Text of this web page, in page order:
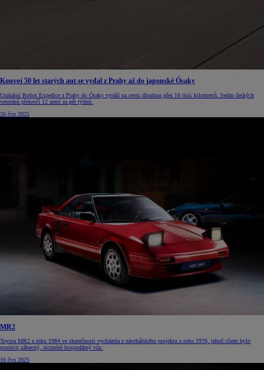
Konvoj 50 let starých aut se vydal z Prahy až do japonské Ósaky
Unikátní Robot Expedice z Prahy do Ósaky vyráží na cestu dlouhou přes 16 tisíc kilometrů. Sedm českých
veteránů překročí 12 zemí za pět týdnů.
26 čvn 2025
MR2
Toyota MR2 z roku 1984 ve skutečnosti vycházela z návrhářského projektu z roku 1976, jehož cílem bylo
postavit zábavný, nicméně hospodárný vůz.
16 čvn 2025